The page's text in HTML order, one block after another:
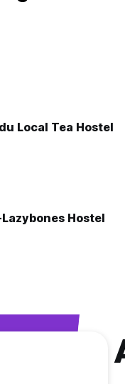
Local Tea Hostel
Hostel